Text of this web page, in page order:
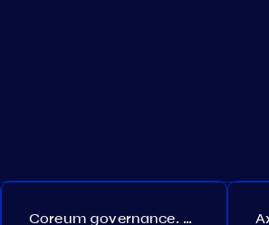
Coreum governance. Proposal №22